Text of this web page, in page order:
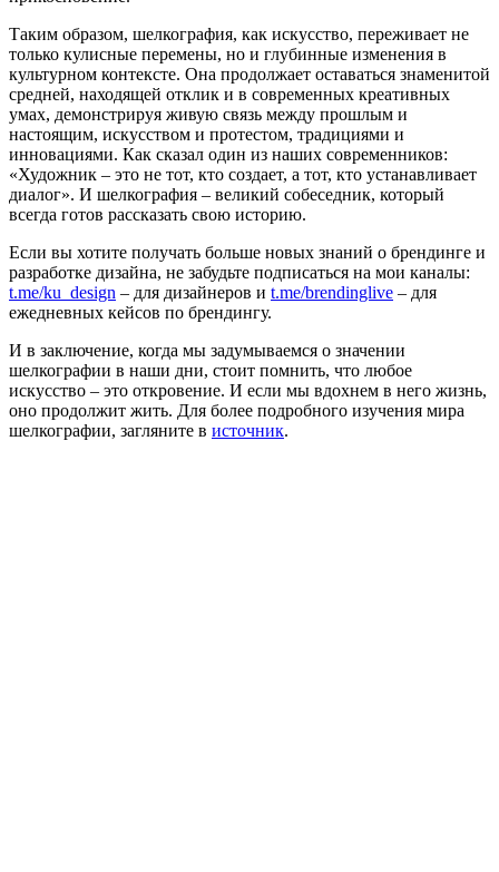
Таким образом, шелкография, как искусство, переживает не
только кулисные перемены, но и глубинные изменения в
культурном контексте. Она продолжает оставаться знаменитой
средней, находящей отклик и в современных креативных
умах, демонстрируя живую связь между прошлым и
настоящим, искусством и протестом, традициями и
инновациями. Как сказал один из наших современников:
«Художник – это не тот, кто создает, а тот, кто устанавливает
диалог». И шелкография – великий собеседник, который
всегда готов рассказать свою историю.
Если вы хотите получать больше новых знаний о брендинге и
разработке дизайна, не забудьте подписаться на мои каналы:
t.me/ku_design – для дизайнеров и t.me/brendinglive – для
ежедневных кейсов по брендингу.
И в заключение, когда мы задумываемся о значении
шелкографии в наши дни, стоит помнить, что любое
искусство – это откровение. И если мы вдохнем в него жизнь,
оно продолжит жить. Для более подробного изучения мира
шелкографии, загляните в источник.